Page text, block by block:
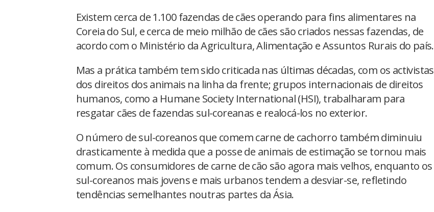
Existem cerca de 1.100 fazendas de cães operando para fins alimentares na
Coreia do Sul, e cerca de meio milhão de cães são criados nessas fazendas, de
acordo com o Ministério da Agricultura, Alimentação e Assuntos Rurais do país.
Mas a prática também tem sido criticada nas últimas décadas, com os activistas
dos direitos dos animais na linha da frente; grupos internacionais de direitos
humanos, como a Humane Society International (HSI), trabalharam para
resgatar cães de fazendas sul-coreanas e realocá-los no exterior.
O número de sul-coreanos que comem carne de cachorro também diminuiu
drasticamente à medida que a posse de animais de estimação se tornou mais
comum. Os consumidores de carne de cão são agora mais velhos, enquanto os
sul-coreanos mais jovens e mais urbanos tendem a desviar-se, refletindo
tendências semelhantes noutras partes da Ásia.